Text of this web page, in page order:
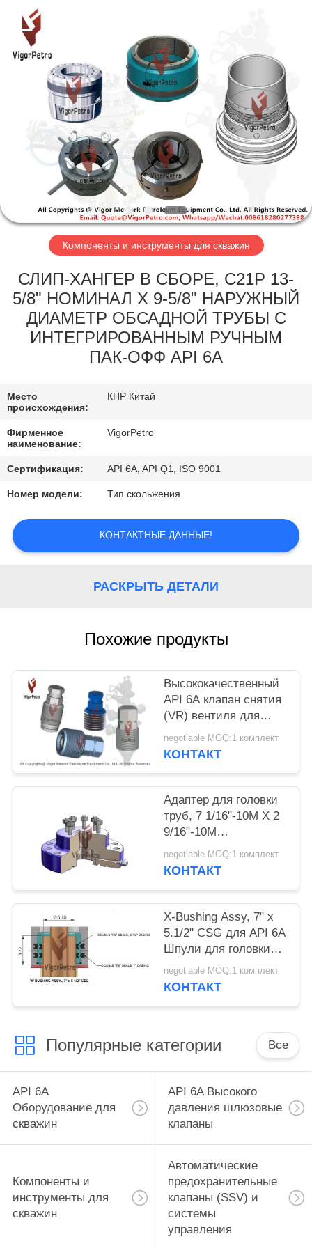
ГЛАВНАЯ
СТРАНИЦА
ПРОДУКЦИЯ
КОМПАНИИ
НАША
ФАБРИКА
КОНТРОЛЬ
КАЧЕСТВА
ДАННЫЕ
ОТПРАВИТЬ
ЗАПРОС
КАРТА
САЙТА
Equipment
Reserved.
Developed
Компоненты и инструменты для скважин
СЛИП-ХАНГЕР В СБОРЕ, C21P 13-
5/8" НОМИНАЛ X 9-5/8" НАРУЖНЫЙ
ДИАМЕТР ОБСАДНОЙ ТРУБЫ С
ИНТЕГРИРОВАННЫМ РУЧНЫМ
ПАК-ОФФ API 6A
Место
происхождения:
КНР Китай
Фирменное
наименование:
VigorPetro
Сертификация: API 6A, API Q1, ISO 9001
Номер модели: Тип скольжения
КОНТАКТНЫЕ ДАННЫЕ!
РАСКРЫТЬ ДЕТАЛИ
Похожие продукты
Высококачественный
API 6A клапан снятия
(VR) вентиля для
поддержания
давления скважины
negotiable MOQ:1 комплект
КОНТАКТ
Адаптер для головки
труб, 7 1/16"-10M X 2
9/16"-10M
Застегнутый верх,
BTM Подготовка к
вешалки труб
negotiable MOQ:1 комплект
КОНТАКТ
X-Bushing Assy, 7" x
5.1/2" CSG для API 6A
Шпули для головки
труб
negotiable MOQ:1 комплект
КОНТАКТ
Популярные категории Все
API 6A
Оборудование для
скважин
API 6A Высокого
давления шлюзовые
клапаны
Компоненты и
инструменты для
скважин
Автоматические
предохранительные
клапаны (SSV) и
системы
управления